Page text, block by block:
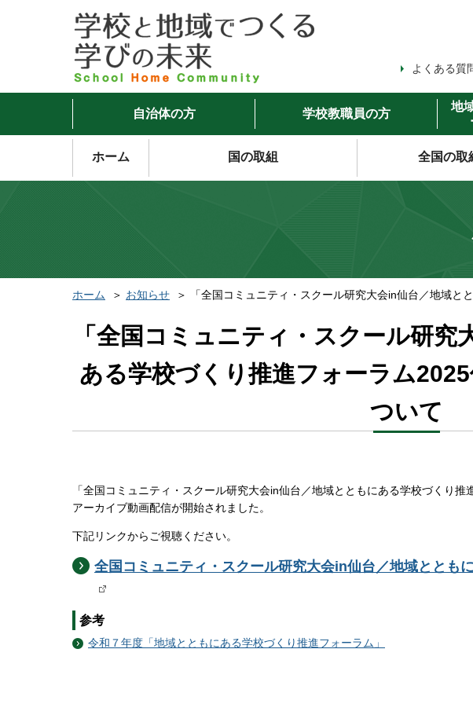
よくある質
自治体の方 学校教職員の方
地
ホーム 国の取組 全国の取
ホーム お知らせ 「全国コミュニティ・スクール研究大会in仙台／地域
「全国コミュニティ・スクール研
ある学校づくり推進フォーラム
ついて
「全国コミュニティ・スクール研究大会in仙台／地域とともにある学校づくり推
アーカイブ動画配信が開始されました。
下記リンクからご視聴ください。
全国コミュニティ・スクール研究大会in仙台／地域ととも
参考
令和７年度「地域とともにある学校づくり推進フォーラム」